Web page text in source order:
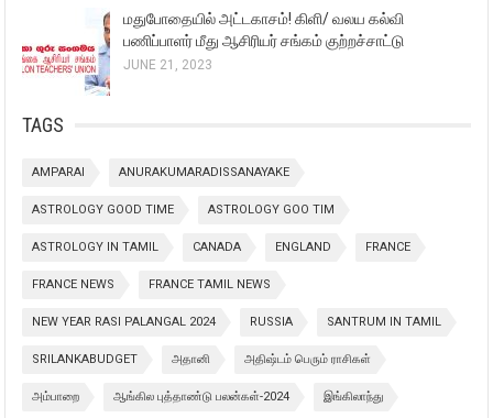
மதுபோதையில் அட்டகாசம்! கிளி/ வலய கல்வி
பணிப்பாளர் மீது ஆசிரியர் சங்கம் குற்றச்சாட்டு
JUNE 21, 2023
TAGS
AMPARAI ANURAKUMARADISSANAYAKE
ASTROLOGY GOOD TIME ASTROLOGY GOO TIM
ASTROLOGY IN TAMIL CANADA ENGLAND FRANCE
FRANCE NEWS FRANCE TAMIL NEWS
NEW YEAR RASI PALANGAL 2024 RUSSIA SANTRUM IN TAMIL
SRILANKABUDGET அதானி அதிஷ்டம் பெரும் ராசிகள்
அம்பாறை ஆங்கில புத்தாண்டு பலன்கள்-2024 இங்கிலாந்து